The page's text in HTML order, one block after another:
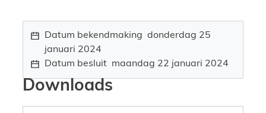
Datum bekendmaking donderdag 25
januari 2024
Datum besluit maandag 22 januari 2024
Downloads